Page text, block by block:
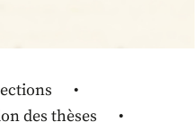
des thèses